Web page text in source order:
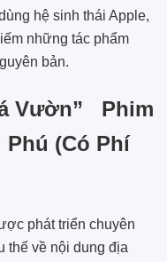
hệ sinh thái Apple,
những tác phẩm
bản.
Vườn” Phim
Phú (Có Phí
phát triển chuyên
thế về nội dung địa